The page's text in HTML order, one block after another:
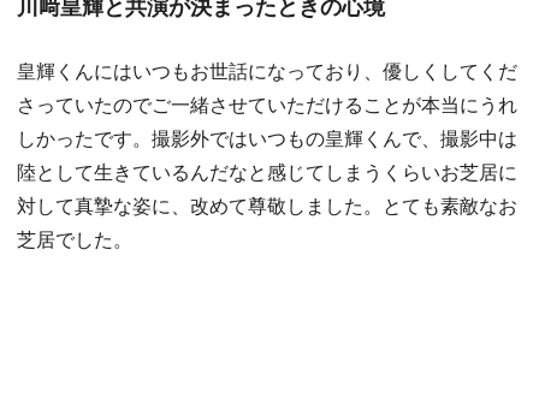
皇輝くんにはいつもお世話になっており、優しくしてくだ
さっていたのでご一緒させていただけることが本当にうれ
しかったです。撮影外ではいつもの皇輝くんで、撮影中は
陸として生きているんだなと感じてしまうくらいお芝居に
対して真摯な姿に、改めて尊敬しました。とても素敵なお
芝居でした。